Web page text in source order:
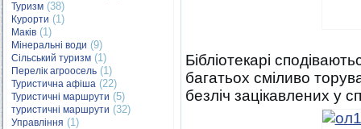
Туризм (38)
Курорти (1)
Маків (1)
Мінеральні води (9)
Сільський туризм (1)
Перелік агроосель (1)
Туристична афіша (22)
Туристичні маршрути (5)
туристичні маршрути (32)
Управління (1)
Бібліотекарі
багатьох сміливо
безліч зацікавлених у